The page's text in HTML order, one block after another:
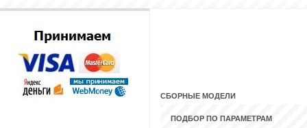
СБОРНЫЕ МОДЕЛИ
ПОДБОР ПО ПАРАМЕТРАМ